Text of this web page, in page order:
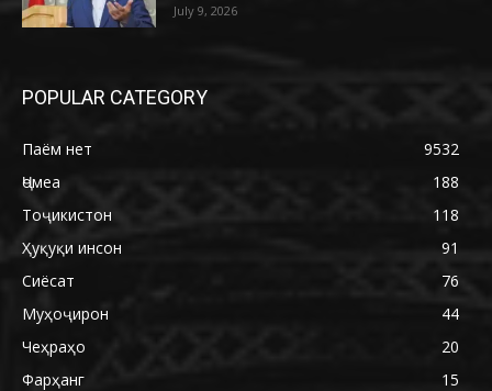
July 9, 2026
POPULAR CATEGORY
Паём нет
9532
Ҷомеа
188
Тоҷикистон
118
Ҳуқуқи инсон
91
Сиёсат
76
Муҳоҷирон
44
Чеҳраҳо
20
Фарҳанг
15